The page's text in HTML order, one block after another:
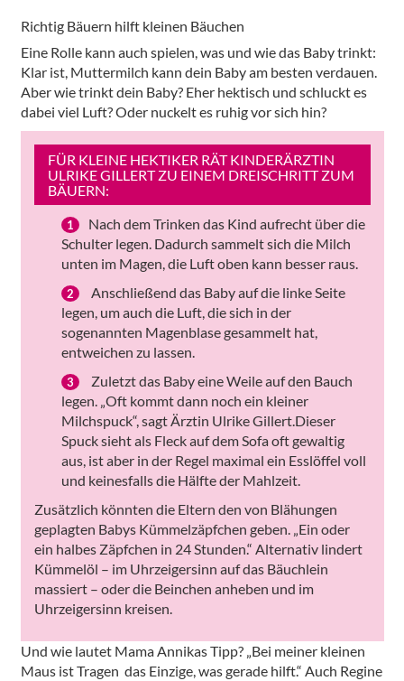
Richtig Bäuern hilft kleinen Bäuchen
Eine Rolle kann auch spielen, was und wie das Baby trinkt:
Klar ist, Muttermilch kann dein Baby am besten verdauen.
Aber wie trinkt dein Baby? Eher hektisch und schluckt es
dabei viel Luft? Oder nuckelt es ruhig vor sich hin?
FÜR KLEINE HEKTIKER RÄT KINDERÄRZTIN
ULRIKE GILLERT ZU EINEM DREISCHRITT ZUM
BÄUERN:
Nach dem Trinken das Kind aufrecht über die
Schulter legen. Dadurch sammelt sich die Milch
unten im Magen, die Luft oben kann besser raus.
Anschließend das Baby auf die linke Seite
legen, um auch die Luft, die sich in der
sogenannten Magenblase gesammelt hat,
entweichen zu lassen.
Zuletzt das Baby eine Weile auf den Bauch
legen. „Oft kommt dann noch ein kleiner
Milchspuck“, sagt Ärztin Ulrike Gillert.Dieser
Spuck sieht als Fleck auf dem Sofa oft gewaltig
aus, ist aber in der Regel maximal ein Esslöffel voll
und keinesfalls die Hälfte der Mahlzeit.
Zusätzlich könnten die Eltern den von Blähungen
geplagten Babys Kümmelzäpfchen geben. „Ein oder
ein halbes Zäpfchen in 24 Stunden.“ Alternativ lindert
Kümmelöl – im Uhrzeigersinn auf das Bäuchlein
massiert – oder die Beinchen anheben und im
Uhrzeigersinn kreisen.
Und wie lautet Mama Annikas Tipp? „Bei meiner kleinen
Maus ist Tragen das Einzige, was gerade hilft.“ Auch Regine